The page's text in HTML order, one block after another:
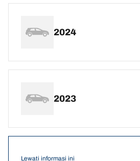
2024
2023
Lewati informasi ini